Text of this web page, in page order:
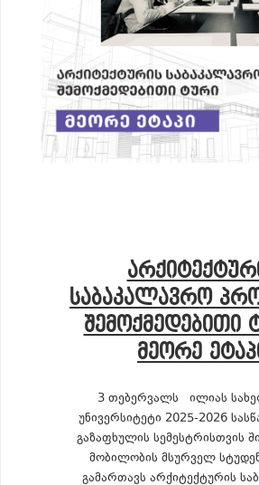
ᲡᲐᲑᲐᲙᲐᲚᲐᲕᲠᲝ
ᲨᲔᲛᲝᲥᲛᲔᲓᲔᲑᲘᲗᲘ
ᲛᲔᲝᲠᲔ
3 თებერვალს ილიას
უნივერსიტეტი 2025-2026
გაზაფხულის სემესტრისთვის
მობილობის მსურველ
გამართავს არქიტექტურის